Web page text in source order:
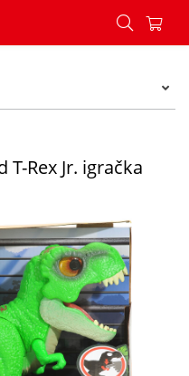
T-Rex Jr. igračka -
Rex Jr. igračka